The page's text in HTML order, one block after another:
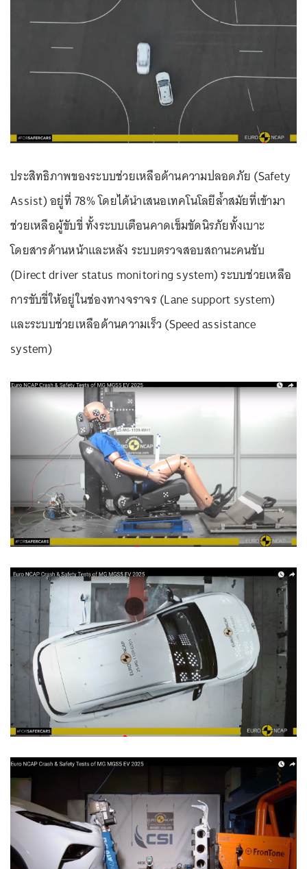
ประสิทธิภาพของระบบช่วยเหลือด้านความปลอดภัย (Safety
Assist) อยู่ที่ 78% โดยได้นำเสนอเทคโนโลยีล้ำสมัยที่เข้ามา
ช่วยเหลือผู้ขับขี่ ทั้งระบบเตือนคาดเข็มขัดนิรภัยทั้งเบาะ
โดยสารด้านหน้าและหลัง ระบบตรวจสอบสถานะคนขับ
(Direct driver status monitoring system) ระบบช่วยเหลือ
การขับขี่ให้อยู่ในช่องทางจราจร (Lane support system)
และระบบช่วยเหลือด้านความเร็ว (Speed assistance
system)